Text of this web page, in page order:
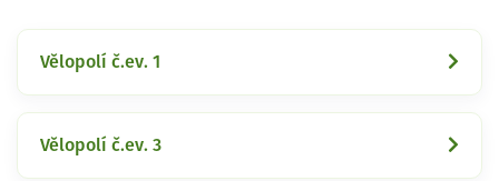
Vělopolí č.ev. 1
Vělopolí č.ev. 3